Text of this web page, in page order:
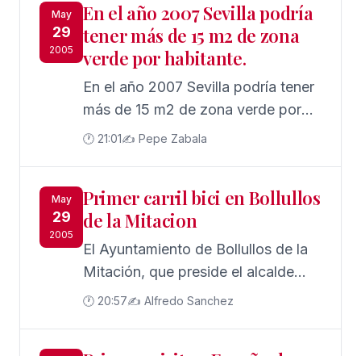
por ciento) opina que en los tres
últimos años el funcionamiento en
conjunto de la maquinaria judicial
ha mejorado "relativamente". El
decano del Colegio de Abogados
dijo a Efe que estos datos extraídos
Consejo General del Poder Judicial
(CGPJ) son "muy realistas y
preocupantes", pues "son los
abogados quienes mejor y más
diario el funcionamiento de los
juzgados y tribunales".
May
29
2005
En el año 2007 Sevilla podría
tener más de 15 m2 de zona
verde por habitante.
En el año 2007 Sevilla podría tener
más de 15 m2 de zona verde por
habitante. El coste de
año 2007 podrá superar lo 30
millones de euros al año.
🕐 21:01✍️ Pepe Zabala
May
29
2005
Primer carril bici en Bollullos
de la Mitacion
El Ayuntamiento de Bollullos de la
Mitación, que preside el alcalde
Antonino Gallego (PP), ultima las
🕐 20:57✍️ Alfredo Sanchez